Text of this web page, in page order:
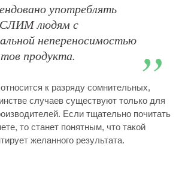
употреблять
СЛИМ людям с
непереносимостью
продукта.
к разряду сомнительных,
случаев существуют только для
Если тщательно почитать
то станет понятным, что такой
желанного результата.